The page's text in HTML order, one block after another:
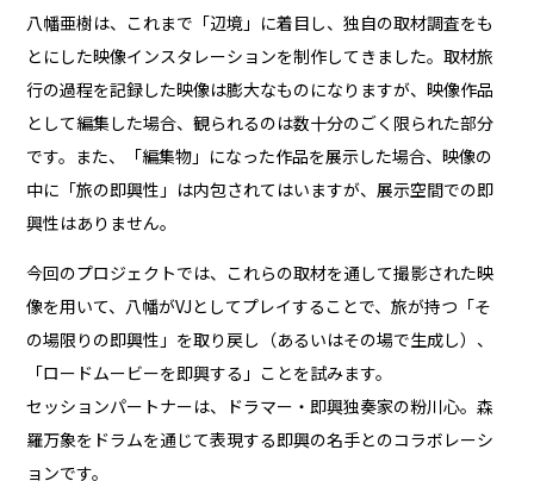
八幡亜樹は、これまで「辺境」に着目し、独自の取材調査をも
とにした映像インスタレーションを制作してきました。取材旅
行の過程を記録した映像は膨大なものになりますが、映像作品
として編集した場合、観られるのは数十分のごく限られた部分
です。また、「編集物」になった作品を展示した場合、映像の
中に「旅の即興性」は内包されてはいますが、展示空間での即
興性はありません。
今回のプロジェクトでは、これらの取材を通して撮影された映
像を用いて、八幡がVJとしてプレイすることで、旅が持つ「そ
の場限りの即興性」を取り戻し（あるいはその場で生成し）、
「ロードムービーを即興する」ことを試みます。
セッションパートナーは、ドラマー・即興独奏家の粉川心。森
羅万象をドラムを通じて表現する即興の名手とのコラボレーシ
ョンです。